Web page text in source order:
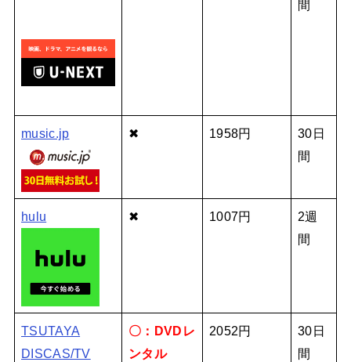
間
music.jp ✖ 1958円
30日
間
hulu ✖ 1007円
2週
間
TSUTAYA
DISCAS/TV
〇：DVDレ
ンタル
2052円
30日
間